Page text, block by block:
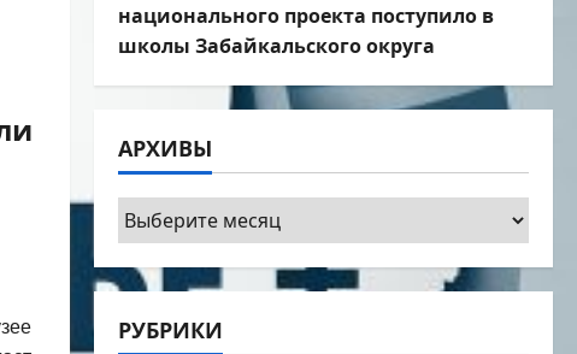
национального проекта поступило в
школы Забайкальского округа
АРХИВЫ
Архивы
РУБРИКИ